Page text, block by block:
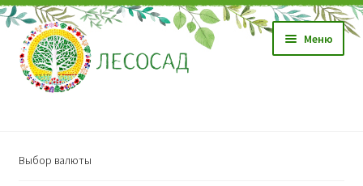
Перейти
к
навигации
Перейти
к
содержимому
Меню
Саженцы
Выбор валюты